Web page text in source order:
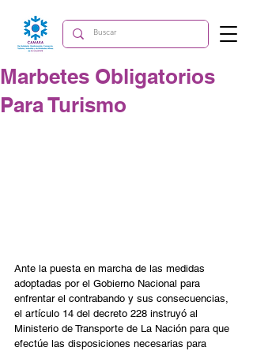
Marbetes Obligatorios
Para Turismo
Ante la puesta en marcha de las medidas
adoptadas por el Gobierno Nacional para
enfrentar el contrabando y sus consecuencias,
el artículo 14 del decreto 228 instruyó al
Ministerio de Transporte de La Nación para que
efectúe las disposiciones necesarias para